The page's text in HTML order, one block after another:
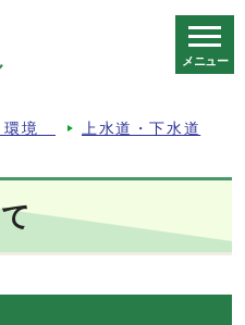
メニュー
環境 上水道・下水道